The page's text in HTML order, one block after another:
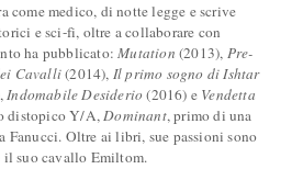
come medico, di notte legge e scrive
e sci-fi, oltre a collaborare con
ha pubblicato:Mutation (2013), Pre-
Cavalli(2014), Il primo sogno di Ishtar
Indomabile Desiderio (2016) e Vendetta
distopico Y/A,Dominant, primo di una
Fanucci. Oltre ai libri, sue passioni sono
suo cavallo Emiltom.